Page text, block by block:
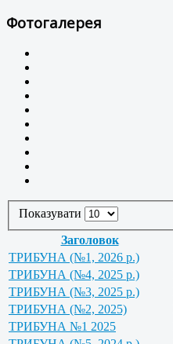
Фотогалерея
Показувати
Заголовок
ТРИБУНА (№1, 2026 р.)
ТРИБУНА (№4, 2025 р.)
ТРИБУНА (№3, 2025 р.)
ТРИБУНА (№2, 2025)
ТРИБУНА №1 2025